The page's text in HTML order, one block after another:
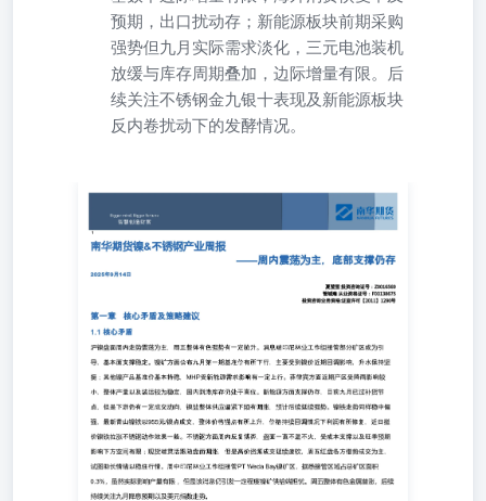
预期，出口扰动存；新能源板块前期采购
强势但九月实际需求淡化，三元电池装机
放缓与库存周期叠加，边际增量有限。后
续关注不锈钢金九银十表现及新能源板块
反内卷扰动下的发酵情况。
——周内震荡为主，底部支撑仍存 2025年9月14日 夏莹莹
投资咨询证号：Z0016569管城瀚从业资格证号：F03138675
投资咨询业务资格:证监许可【2011】1290号 第一章核心矛
盾及策略建议 1.1核心矛盾 沪镍盘面周内走势震荡为主，周
五整体有色强势有一定拉升。消息端印尼林业工作组接管部
分矿区成为引导，基本面支撑稳定。镍矿方面公布九月第一
期基准价有所下行，主要受到镍价近期回调影响，升水保持
坚挺；其他镍产品基准价基本持稳，MHP受新能源需求影
响有一定上行。菲律宾方面近期产区受降雨影响较小，整体
产量以及装运较为稳定，国内到港库存仍处于高位。新能源
方面支撑仍存，目前九月已过补货节点，但是下游仍有一定
成交动向，镍盐整体供应偏紧下频有调涨，预计后续延续强
势。镍铁走势同样稳中偏强，最新青山镍铁以955元/镍点成
交，整体价格锚点有所上升，价格持续回调情况下利润有所